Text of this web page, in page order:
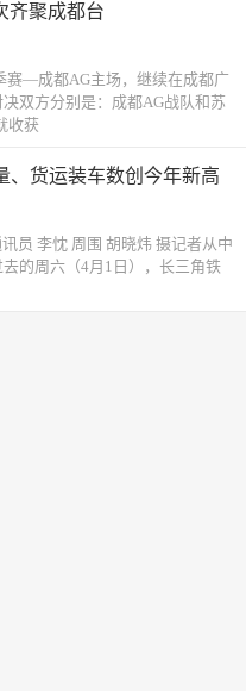
齐聚成都台
赛—成都AG主场，继续在成都广
双方分别是：成都AG战队和苏
收获
、货运装车数创今年新高
员 李忱 周围 胡晓炜 摄记者从中
的周六（4月1日），长三角铁